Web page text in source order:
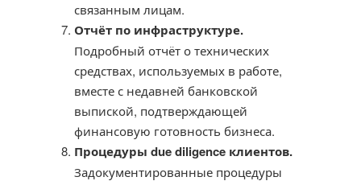
связанным лицам.
Отчёт по инфраструктуре.
Подробный отчёт о технических
средствах, используемых в работе,
вместе с недавней банковской
выпиской, подтверждающей
финансовую готовность бизнеса.
Процедуры due diligence клиентов.
Задокументированные процедуры